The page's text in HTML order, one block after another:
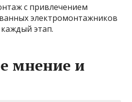
с привлечением
электромонтажников
этап.
мнение и